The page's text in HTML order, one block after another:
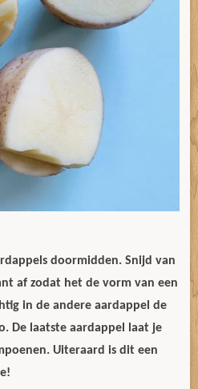
doormidden. Snijd van
af zodat het de vorm van een
in de andere aardappel de
De laatste aardappel laat je
Uiteraard is dit een